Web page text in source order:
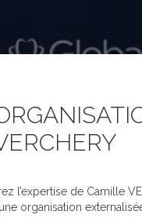
l’expertise de Camille
organisation